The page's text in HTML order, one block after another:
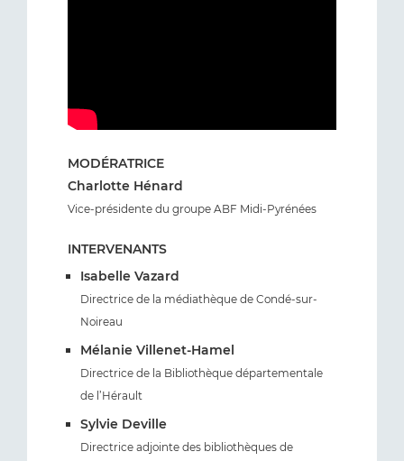
MODÉRATRICE
Charlotte Hénard
Vice-présidente du groupe ABF Midi-Pyrénées
INTERVENANTS
Isabelle Vazard
Directrice de la médiathèque de Condé-sur-
Noireau
Mélanie Villenet-Hamel
Directrice de la Bibliothèque départementale
de l’Hérault
Sylvie Deville
Directrice adjointe des bibliothèques de